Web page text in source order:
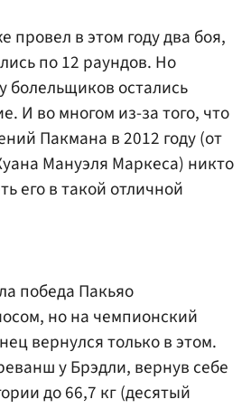
в этом году два боя,
по 12 раундов. Но
болельщиков остались
И во многом из-за того, что
Пакмана в 2012 году (от
Мануэля Маркеса) никто
его в такой отличной
победа Пакьяо
но на чемпионский
вернулся только в этом.
у Брэдли, вернув себе
до 66,7 кг (десятый